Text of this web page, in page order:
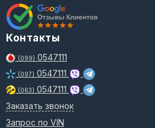
Контакты
(099) 0547111
(097) 0547111
(063) 0547111
Заказать звонок
Запрос по VIN